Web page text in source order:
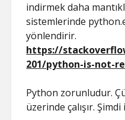
indirmek daha
sistemlerinde
yönlendirir.
https://
201/python-is-not-
Python zorunludur.
üzerinde çalışır.